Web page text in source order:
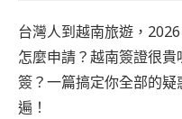
台灣人到越南旅遊，
怎麼申請？越南簽證很
簽？一篇搞定你全部的
遍！